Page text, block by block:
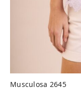
Musculosa 2645